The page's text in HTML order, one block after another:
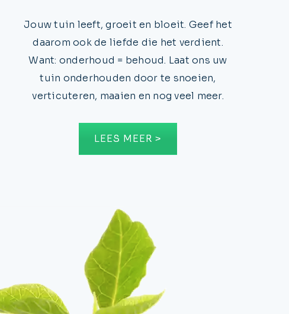
Jouw tuin leeft, groeit en bloeit. Geef het
daarom ook de liefde die het verdient.
Want: onderhoud = behoud. Laat ons uw
tuin onderhouden door te snoeien,
verticuteren, maaien en nog veel meer.
LEES MEER >